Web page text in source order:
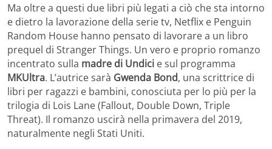
Ma oltre a questi due libri più legati a ciò che sta intorno
e dietro la lavorazione della serie tv, Netflix e Penguin
Random House hanno pensato di lavorare a un libro
prequel di Stranger Things. Un vero e proprio romanzo
incentrato sulla madre di Undici e sul programma
MKUltra. L’autrice sarà Gwenda Bond, una scrittrice di
libri per ragazzi e bambini, conosciuta per lo più per la
trilogia di Lois Lane (Fallout, Double Down, Triple
Threat). Il romanzo uscirà nella primavera del 2019,
naturalmente negli Stati Uniti.